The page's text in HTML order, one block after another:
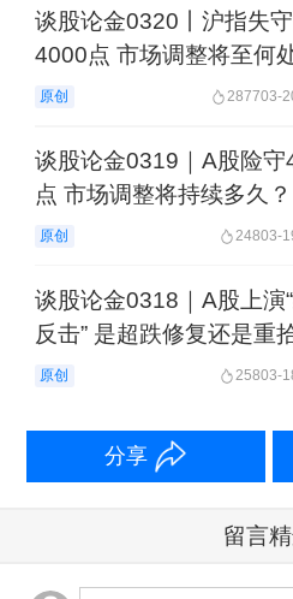
谈股论金0320丨沪指失守
4000点 市场调整将至何
原创 287703-
谈股论金0319｜A股险守
点 市场调整将持续多久？
原创 24803-
谈股论金0318｜A股上演
反击” 是超跌修复还是重拾升
势？
原创 25803-
分享
留言